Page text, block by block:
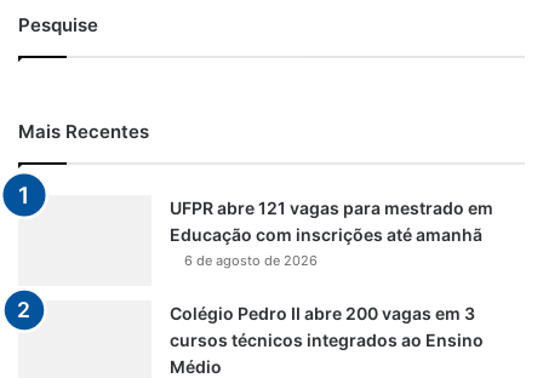
Pesquise
Mais Recentes
UFPR abre 121 vagas para mestrado em
Educação com inscrições até amanhã
6 de agosto de 2026
Colégio Pedro II abre 200 vagas em 3
cursos técnicos integrados ao Ensino
Médio